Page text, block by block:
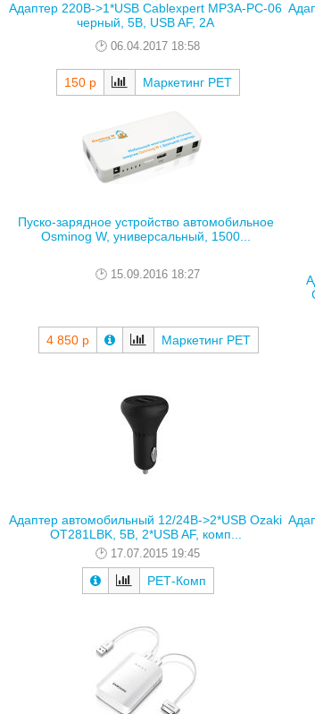
Адаптер 220В->1*USB Cablexpert MP3A-PC-06
черный, 5В, USB AF, 2А
06.04.2017 18:58
150 р Маркетинг РЕТ
Пуско-зарядное устройство автомобильное
Osminog W, универсальный, 1500...
15.09.2016 18:27
4 850 р Маркетинг РЕТ
Адаптер автомобильный 12/24В->2*USB Ozaki
OT281LBK, 5В, 2*USB AF, комп...
17.07.2015 19:45
РЕТ-Комп